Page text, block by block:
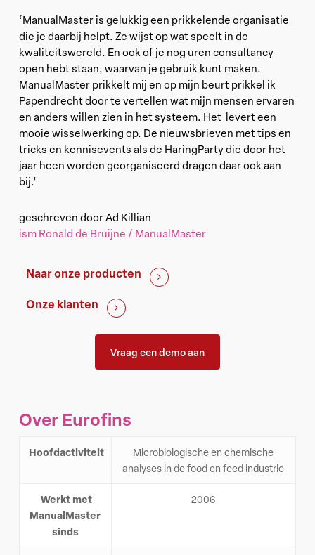
‘ManualMaster is gelukkig een prikkelende organisatie
die je daarbij helpt. Ze wijst op wat speelt in de
kwaliteitswereld. En ook of je nog uren consultancy
open hebt staan, waarvan je gebruik kunt maken.
ManualMaster prikkelt mij en op mijn beurt prikkel ik
Papendrecht door te vertellen wat mijn mensen ervaren
en anders willen zien in het systeem. Het levert een
mooie wisselwerking op. De nieuwsbrieven met tips en
tricks en kennisevents als de HaringParty die door het
jaar heen worden georganiseerd dragen daar ook aan
bij.’
geschreven door Ad Killian
ism Ronald de Bruijne / ManualMaster
Naar onze producten
Onze klanten
Vraag een demo aan
Over Eurofins
Hoofdactiviteit
Microbiologische en chemische
analyses in de food en feed industrie
Werkt met
ManualMaster
sinds
2006